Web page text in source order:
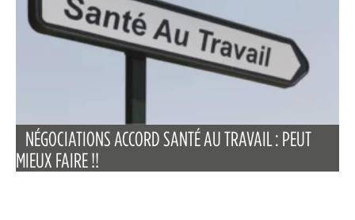
NÉGOCIATIONS ACCORD SANTÉ AU TRAVAIL : PEUT
MIEUX FAIRE !!